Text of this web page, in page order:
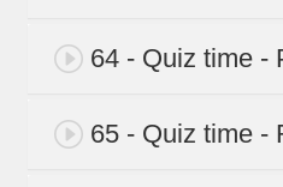
64 - Quiz time -
65 - Quiz time -